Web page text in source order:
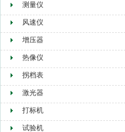
测量仪
风速仪
增压器
热像仪
拐档表
激光器
打标机
试验机